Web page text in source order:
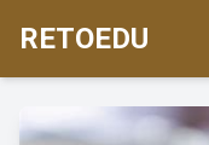
RETOEDU